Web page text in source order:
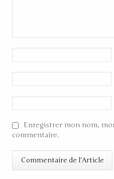
Enregistrer mon nom,
commentaire.